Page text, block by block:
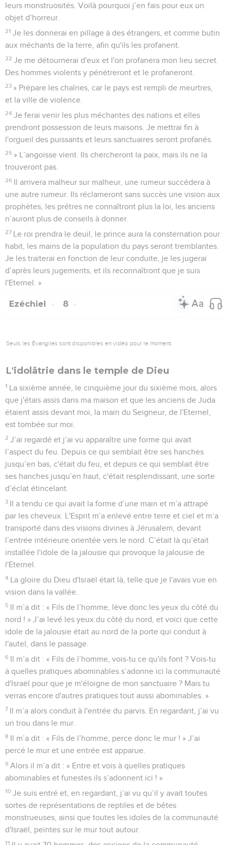
leurs monstruosités. Voilà pourquoi j’en fais pour eux un
objet d’horreur.
21 Je les donnerai en pillage à des étrangers, et comme butin
aux méchants de la terre, afin qu'ils les profanent.
22 Je me détournerai d'eux et l'on profanera mon lieu secret.
Des hommes violents y pénétreront et le profaneront.
23 » Prépare les chaînes, car le pays est rempli de meurtres,
et la ville de violence.
24 Je ferai venir les plus méchantes des nations et elles
prendront possession de leurs maisons. Je mettrai fin à
l'orgueil des puissants et leurs sanctuaires seront profanés.
25 » L’angoisse vient. Ils chercheront la paix, mais ils ne la
trouveront pas.
26 Il arrivera malheur sur malheur, une rumeur succédera à
une autre rumeur. Ils réclameront sans succès une vision aux
prophètes, les prêtres ne connaîtront plus la loi, les anciens
n’auront plus de conseils à donner.
27 Le roi prendra le deuil, le prince aura la consternation pour
habit, les mains de la population du pays seront tremblantes.
Je les traiterai en fonction de leur conduite, je les jugerai
d’après leurs jugements, et ils reconnaîtront que je suis
l'Eternel. »
Ezéchiel 8
Seuls les Évangiles sont disponibles en vidéo pour le moment.
L'idolâtrie dans le temple de Dieu
1 La sixième année, le cinquième jour du sixième mois, alors
que j'étais assis dans ma maison et que les anciens de Juda
étaient assis devant moi, la main du Seigneur, de l'Eternel,
est tombée sur moi.
2 J’ai regardé et j’ai vu apparaître une forme qui avait
l’aspect du feu. Depuis ce qui semblait être ses hanches
jusqu’en bas, c'était du feu, et depuis ce qui semblait être
ses hanches jusqu’en haut, c'était resplendissant, une sorte
d’éclat étincelant.
3 Il a tendu ce qui avait la forme d’une main et m’a attrapé
par les cheveux. L'Esprit m’a enlevé entre terre et ciel et m’a
transporté dans des visions divines à Jérusalem, devant
l’entrée intérieure orientée vers le nord. C’était là qu’était
installée l'idole de la jalousie qui provoque la jalousie de
l'Eternel.
4 La gloire du Dieu d'Israël était là, telle que je l'avais vue en
vision dans la vallée.
5 Il m’a dit : « Fils de l’homme, lève donc les yeux du côté du
nord ! » J’ai levé les yeux du côté du nord, et voici que cette
idole de la jalousie était au nord de la porte qui conduit à
l'autel, dans le passage.
6 Il m’a dit : « Fils de l’homme, vois-tu ce qu'ils font ? Vois-tu
à quelles pratiques abominables s’adonne ici la communauté
d'Israël pour que je m'éloigne de mon sanctuaire ? Mais tu
verras encore d'autres pratiques tout aussi abominables. »
7 Il m’a alors conduit à l'entrée du parvis. En regardant, j’ai vu
un trou dans le mur.
8 Il m’a dit : « Fils de l’homme, perce donc le mur ! » J’ai
percé le mur et une entrée est apparue.
9 Alors il m’a dit : « Entre et vois à quelles pratiques
abominables et funestes ils s’adonnent ici ! »
10 Je suis entré et, en regardant, j’ai vu qu’il y avait toutes
sortes de représentations de reptiles et de bêtes
monstrueuses, ainsi que toutes les idoles de la communauté
d'Israël, peintes sur le mur tout autour.
11